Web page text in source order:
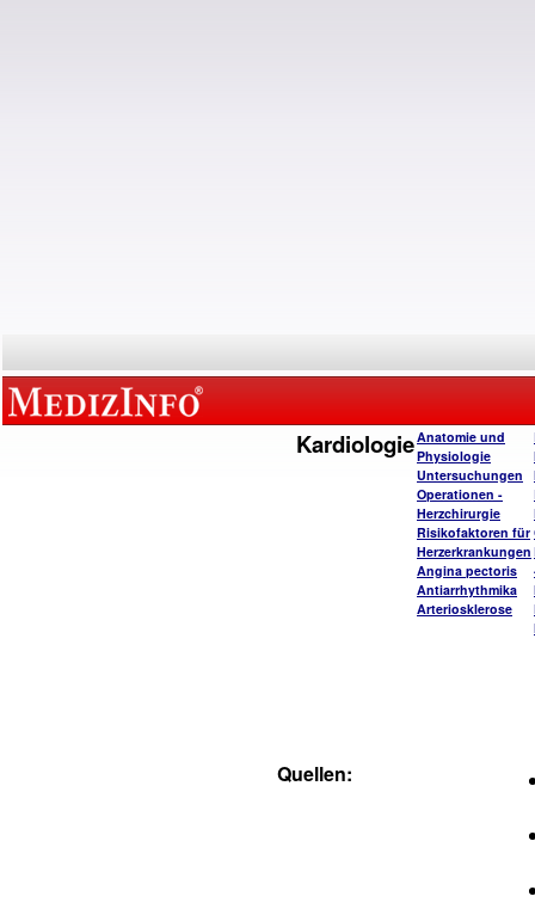
KardiologieAnatomie und
Physiologie
Untersuchungen
Operationen -
Herzchirurgie
Risikofaktoren für
Herzerkrankungen
Angina pectoris
Antiarrhythmika
Arteriosklerose
Quellen: